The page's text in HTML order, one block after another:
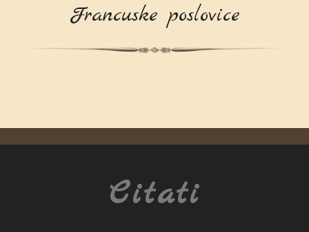
Francuske poslovice
Citati